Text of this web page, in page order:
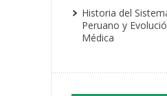
Historia del
Peruano y
Médica